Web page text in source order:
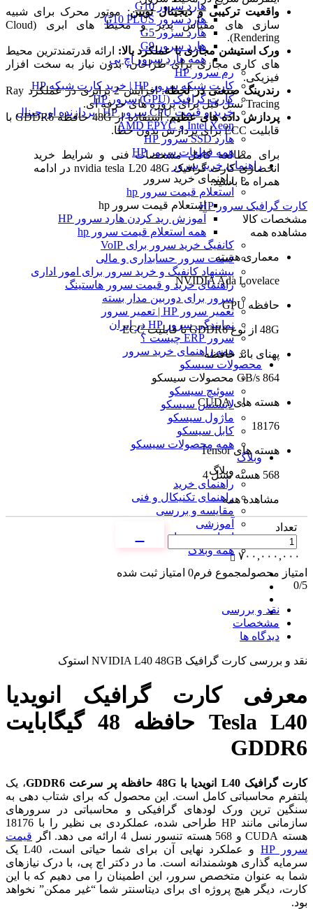
هارد سرور G10
هارد سرور G10 PLUS
هارد سرور G5
هارد سرور G9
همه هارد سرور اچ پی
رم سرور HP
کارت شبکه سرور HP | خرید کارت شبکه HP
کارت گرافیک (GPU) سرور HP
خرید و قیمت CPU سرور HP | پردازنده اورجینال
Intel Xeon و AMD EPYC
هارد SSD سرور HP
همه قطعات سرور HP
راهنمای خرید سرور
راهنمای خرید سرور
استعلام قیمت سرور hp
استعلام قیمت سرور hp
آموزش ريد كردن هارد سرور HP
همه استعلام قیمت سرور hp
کانفیگ خرید سرور برای VoIP
قیمت سرور حسابداری و مالی
پیشنهاد کانفیگ و خرید سرور برای امور اداری
راهنمای خرید و قیمت سرور هاستینگ
سرور برای دوربین مدار بسته
تعمیر سرور HP | تعمیر سرور
نمایندگی سرور HP در ایران
سرور ERP چیست ؟
همه راهنمای خرید سرور
محصولات سیسکو
محصولات سیسکو
سوئیچ سیسکو
لایسنس سیسکو
ماژول سیسکو
کابل سیسکو
همه محصولات سیسکو
وبلاگ
وبلاگ
راهنمای خرید
راهنمای تکنیکال و فنی
مقایسه و بررسی
آموزشی
اخبار و ترندها
همه وبلاگ
واقعیت ترکیبی و دیجیتال تویین: موتور محرک برای شبیه
سازی های مقیاس پذیر و محیط های ابری (Cloud
Rendering).
ورک استیشن مجازی با عملکرد بالا: ارائه قدرتمندترین محیط
های کاری مجازی برای طراحان، بدون نیاز به سخت افزار
فیزیکی.
رندرینگ صنعتی در لحظه
: افزایش 2 برابری در عملکرد Ray
Tracing نسل قبل برای پروژه های حرفه ای.
پردازش داده های عظیم
: استفاده از 48G حافظه GDDR6 با
قابلیت ECC برای پردازش بدون خطا.
برای مطالعه کامل مشخصات فنی و شرایط خرید
انحصاری کارت گرافیک nvidia tesla L20 48G در ادامه
همراه ما باشید.
کارت گرافیک سرور HP
مشخصات کالا
مشاهده همه
معماری هسته
NVIDIA Ada Lovelace
حافظه GPU
48G از نوع GDDR6 با قابلیت ECC
پهنای باند حافظه
864 GB/s
هسته های CUDA
18176
هسته های Tensor
568 هسته نسل 4
مشاهده همه
تعداد
۷۰۰,۰۰۰,۰۰۰
امتیاز محصولمجموع فرم0 امتیاز ثبت شده
0/5
نقد و بررسی
مشخصات
دیدگاه ها
نقد و بررسی کارت گرافیک NVIDIA L40 48GB استوک
معرفی کارت گرافیک انویدیا
Tesla L40 حافظه 48 گیگابایت
GDDR6
کارت گرافیک L40 انویدیا با 48G حافظه پر سرعت GDDR6
، یک
پلتفرم محاسباتی کامل است. این محصول که برای شتاب دهی به
سنگین ترین ورک لودهای گرافیکی و محاسباتی در سرورهای
سازمانی مانند HP طراحی شده، عملکردی بی نظیر را با 18176
هسته CUDA و 568 هسته تنسور نسل 4 ارائه می دهد. اگر
قیمت
سرور HP
و عملکرد نهایی آن برای شما حیاتی است، L40 یک
سرمایه گذاری هوشمندانه است. ما در دکتر اچ پی، با درک نیازهای
شما به عنوان متخصص سرور، این اطمینان را می دهیم که با این
کارت، دیگر هیچ پروژه ای برای دیتاسنتر شما “غیر ممکن” نخواهد
بود.